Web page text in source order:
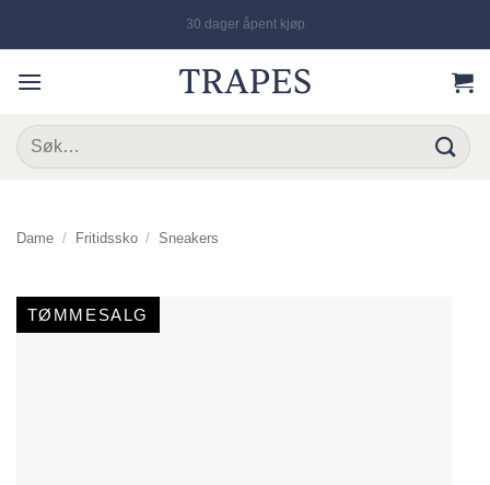
Gratis frakt fra 999,-
Søk
etter:
Dame / Fritidssko / Sneakers
TØMMESALG